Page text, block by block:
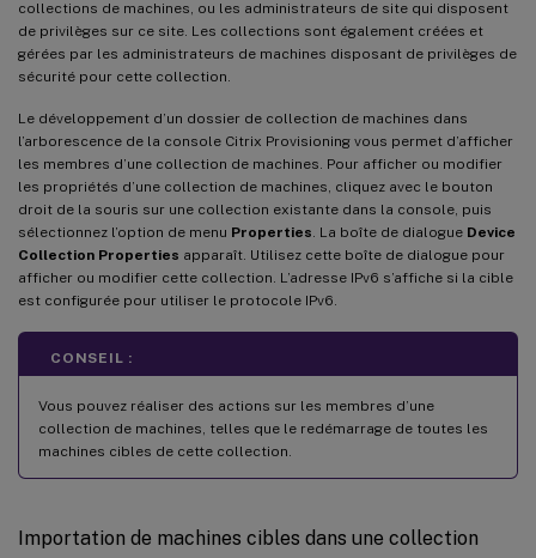
collections de machines, ou les administrateurs de site qui disposent
de privilèges sur ce site. Les collections sont également créées et
gérées par les administrateurs de machines disposant de privilèges de
sécurité pour cette collection.
Le développement d’un dossier de collection de machines dans
l’arborescence de la console Citrix Provisioning vous permet d’afficher
les membres d’une collection de machines. Pour afficher ou modifier
les propriétés d’une collection de machines, cliquez avec le bouton
droit de la souris sur une collection existante dans la console, puis
sélectionnez l’option de menu Properties . La boîte de dialogue Device
Collection Properties apparaît. Utilisez cette boîte de dialogue pour
afficher ou modifier cette collection. L’adresse IPv6 s’affiche si la cible
est configurée pour utiliser le protocole IPv6.
CONSEIL :
Vous pouvez réaliser des actions sur les membres d’une
collection de machines, telles que le redémarrage de toutes les
machines cibles de cette collection.
Importation de machines cibles dans une collection